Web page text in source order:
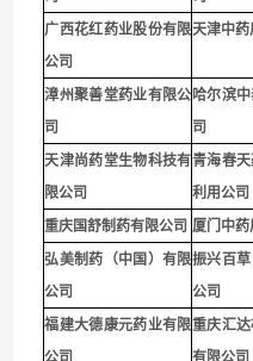
广西花红药业股份有限
公司
天津中药
漳州聚善堂药业有限公
司
哈尔滨
司
天津尚药堂生物科技有
限公司
青海春
利用公司
重庆国舒制药有限公司 厦门中药
弘美制药（中国）有限
公司
振兴百
公司
福建大德康元药业有限
公司
重庆汇
有限公司